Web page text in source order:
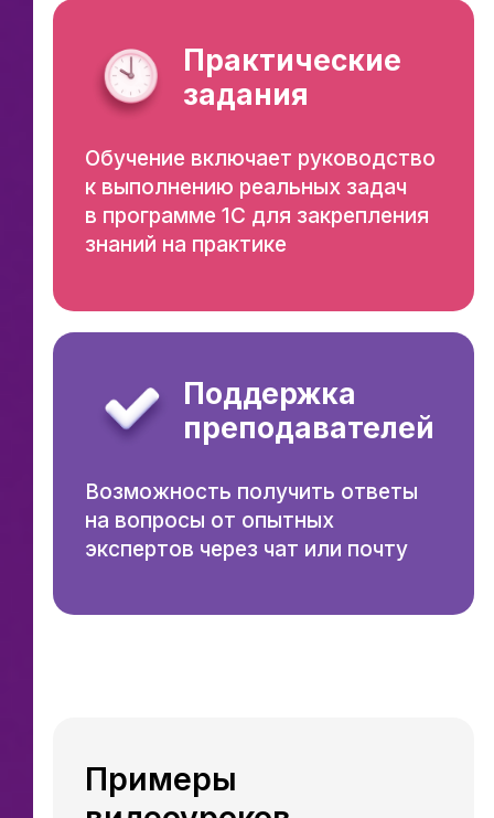
Практические
задания
Обучение включает руководство
к выполнению реальных задач
в программе 1С для закрепления
знаний на практике
Поддержка
преподавателей
Возможность получить ответы
на вопросы от опытных
экспертов через чат или почту
Примеры